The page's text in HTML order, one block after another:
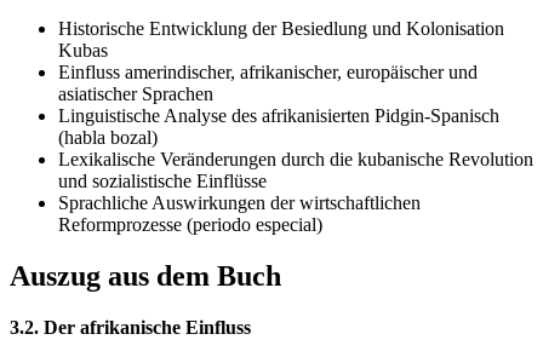
Historische Entwicklung der Besiedlung und Kolonisation
Kubas
Einfluss amerindischer, afrikanischer, europäischer und
asiatischer Sprachen
Linguistische Analyse des afrikanisierten Pidgin-Spanisch
(habla bozal)
Lexikalische Veränderungen durch die kubanische Revolution
und sozialistische Einflüsse
Sprachliche Auswirkungen der wirtschaftlichen
Reformprozesse (periodo especial)
Auszug aus dem Buch
3.2. Der afrikanische Einfluss